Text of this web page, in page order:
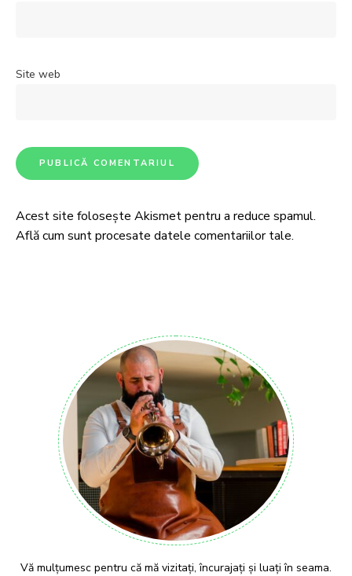
Site web
Acest site folosește Akismet pentru a reduce spamul.
Află cum sunt procesate datele comentariilor tale.
Vă mulțumesc pentru că mă vizitați, încurajați și luați în seama.